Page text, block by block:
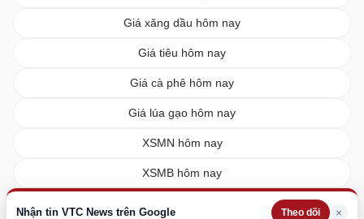
Nhận tin VTC News trên Google Theo dõi ×
Giá xăng dầu hôm nay
Giá tiêu hôm nay
Giá cà phê hôm nay
Giá lúa gạo hôm nay
XSMN hôm nay
XSMB hôm nay